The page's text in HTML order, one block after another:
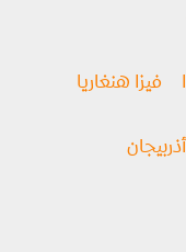
فيزا هنغاريا